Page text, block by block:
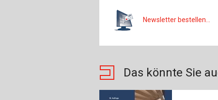
Newsletter bestellen...
Das könnte Sie